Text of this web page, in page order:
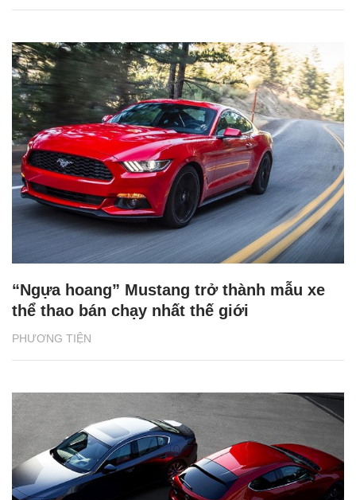
PHƯƠNG TIỆN
“Ngựa hoang” Mustang trở thành mẫu xe
thể thao bán chạy nhất thế giới